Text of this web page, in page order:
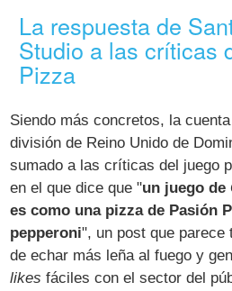
La respuesta de
Studio a las críticas
Pizza
Siendo más concretos, la
división de Reino Unido de
sumado a las críticas del juego
en el que dice que "un juego de
es como una pizza de Pasión
pepperoni", un post que parece
de echar más leña al fuego y
likes fáciles con el sector del